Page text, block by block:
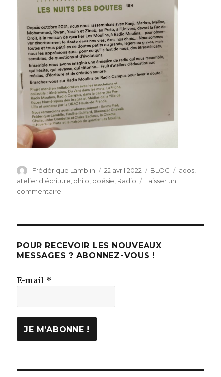
Auteur
Frédérique Lamblin
Publié
le
22 avril 2022 Catégories
BLOG Étiquettes
ados
atelier d'écriture philo poésie Radio
Laisser un
commentaire
POUR RECEVOIR LES NOUVEAUX
MESSAGES ? ABONNEZ-VOUS !
E-mail *